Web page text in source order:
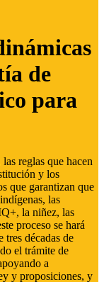
de
para
reglas que hacen
y los
que garantizan que
las
la niñez, las
proceso se hará
tres décadas de
el trámite de
a
y proposiciones, y